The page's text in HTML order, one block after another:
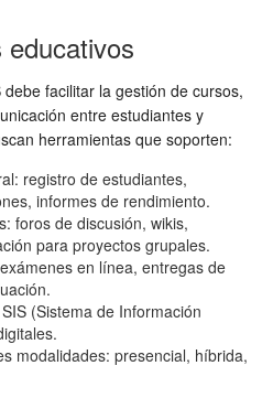
facilitar la gestión de cursos,
entre estudiantes y
herramientas que soporten:
registro de estudiantes,
informes de rendimiento.
foros de discusión, wikis,
para proyectos grupales.
en línea, entregas de
(Sistema de Información
modalidades: presencial, híbrida,